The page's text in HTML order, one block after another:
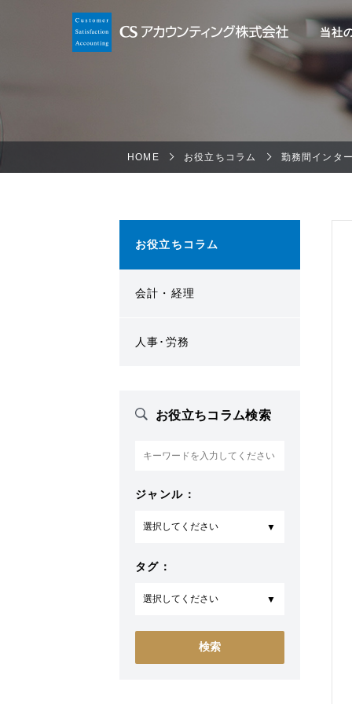
当社
HOME お役立ちコラム 勤務間インタ
お役立ちコラム
会計・経理
人事･労務
お役立ちコラム検索
ジャンル：
タグ：